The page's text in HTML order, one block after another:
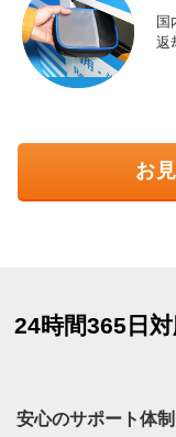
国
返
お
24時間365日
安心のサポート体制